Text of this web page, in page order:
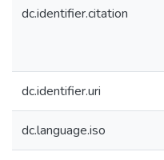
dc.identifier.citation
dc.identifier.uri
dc.language.iso